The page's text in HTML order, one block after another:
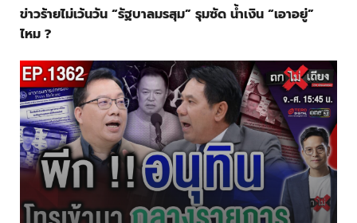
ข่าวร้ายไม่เว้นวัน “รัฐบาลมรสุม” รุมซัด น้ำเงิน “เอาอยู่”
ไหม ?